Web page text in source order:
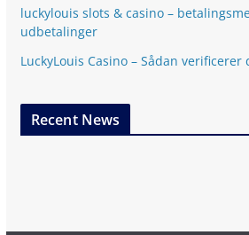
luckylouis slots & casino –
udbetalinger
LuckyLouis Casino – Sådan
Recent News